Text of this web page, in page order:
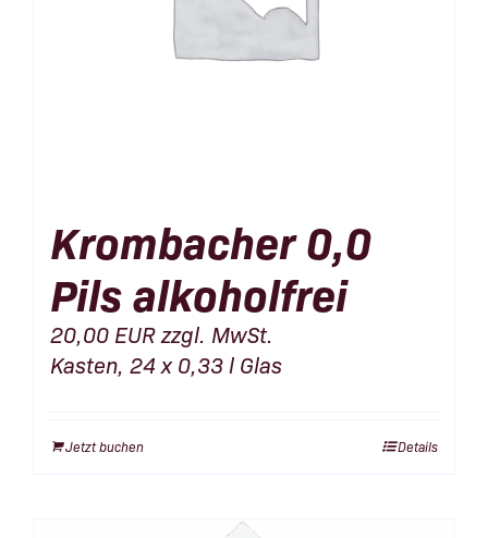
Krombacher 0,0
Pils alkoholfrei
20,00 EURzzgl. MwSt.
Kasten, 24 x 0,33 l Glas
Jetzt buchen Details